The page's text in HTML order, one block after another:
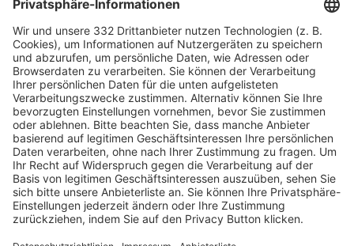
HÄUFIG BESUCHTE SEITEN
Pässe und Vereinswechsel
Trainerausbildung
Schulungsangebot Vereinsmitarbeiter
BFV-Geschäftsstellen
Trainerbörse
Login SpielPlus
FOLGE DEM BFV